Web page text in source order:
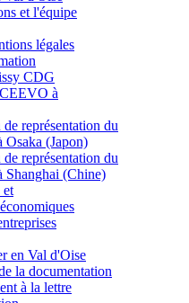
et l'équipe
légales
CDG
à
représentation du
(Japon)
représentation du
Shanghai (Chine)
et
en Val d'Oise
la documentation
à la lettre